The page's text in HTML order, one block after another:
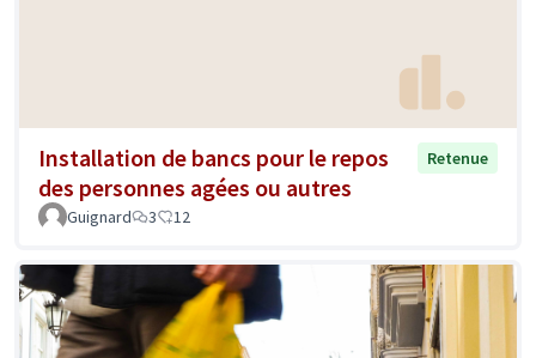
Installation de bancs pour le repos
des personnes agées ou autres
Retenue
Guignard 3 12